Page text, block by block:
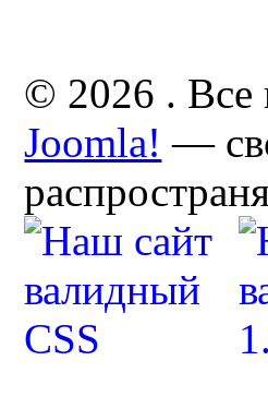
© 2026 . Все
Joomla! —